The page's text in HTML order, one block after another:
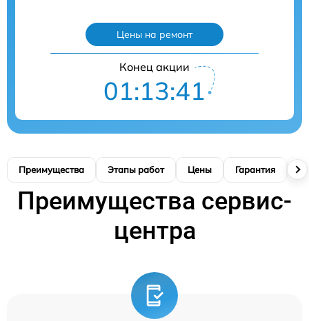
Цены на ремонт
Конец акции
01:13:40
Преимущества Этапы работ Цены Гарантия
Преимущества сервис-
центра